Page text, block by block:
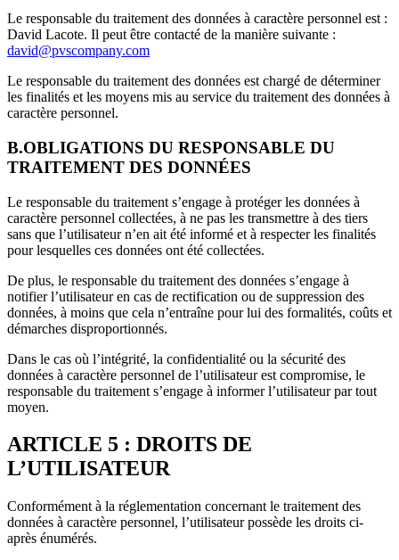
Le responsable du traitement des données à caractère personnel est :
David Lacote. Il peut être contacté de la manière suivante :
david@pvscompany.com
Le responsable du traitement des données est chargé de déterminer
les finalités et les moyens mis au service du traitement des données à
caractère personnel.
B.OBLIGATIONS DU RESPONSABLE DU
TRAITEMENT DES DONNÉES
Le responsable du traitement s’engage à protéger les données à
caractère personnel collectées, à ne pas les transmettre à des tiers
sans que l’utilisateur n’en ait été informé et à respecter les finalités
pour lesquelles ces données ont été collectées.
De plus, le responsable du traitement des données s’engage à
notifier l’utilisateur en cas de rectification ou de suppression des
données, à moins que cela n’entraîne pour lui des formalités, coûts et
démarches disproportionnés.
Dans le cas où l’intégrité, la confidentialité ou la sécurité des
données à caractère personnel de l’utilisateur est compromise, le
responsable du traitement s’engage à informer l’utilisateur par tout
moyen.
ARTICLE 5 : DROITS DE
L’UTILISATEUR
Conformément à la réglementation concernant le traitement des
données à caractère personnel, l’utilisateur possède les droits ci-
après énumérés.